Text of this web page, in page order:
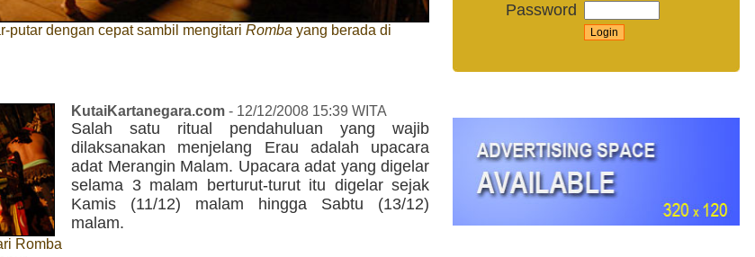
putar dengan cepat sambil mengitari Romba yang berada di
Romba
KutaiKartanegara.com - 12/12/2008 15:39 WITA
Salah satu ritual pendahuluan yang wajib
dilaksanakan menjelang Erau adalah upacara
adat Merangin Malam. Upacara adat yang digelar
selama 3 malam berturut-turut itu digelar sejak
Kamis (11/12) malam hingga Sabtu (13/12)
malam.
Password